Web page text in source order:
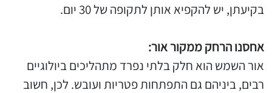
בקיעתן, יש להקפיא אותן לתקופה של 30 יום.
אחסנו הרחק ממקור אור:
אור השמש הוא חלק בלתי נפרד מתהליכים ביולוגיים
רבים, ביניהם גם התפתחות פטריות ועובש. לכן, חשוב